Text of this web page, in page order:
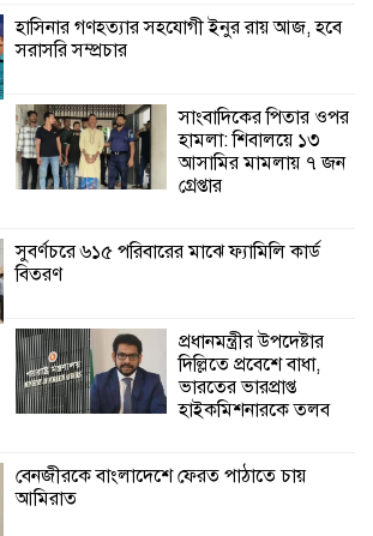
অনুষ্ঠিত
প্রকল্পের অংশগ্রহণমূলক শিখন ও অভিজ্ঞতা
বিনিময় সভা
গণতান্ত্রিক সংলাপ
অনুষ্ঠিত
হাসিনার গণহত্যার সহযোগী ইনুর রায় আজ, হবে
সরাসরি সম্প্রচার
সাংবাদিকের পিতার ওপর
হামলা: শিবালয়ে ১৩
আসামির মামলায় ৭ জন
গ্রেপ্তার
সুবর্ণচরে ৬১৫ পরিবারের মাঝে ফ্যামিলি কার্ড
বিতরণ
প্রধানমন্ত্রীর উপদেষ্টার
দিল্লিতে প্রবেশে বাধা,
ভারতের ভারপ্রাপ্ত
হাইকমিশনারকে তলব
বেনজীরকে বাংলাদেশে ফেরত পাঠাতে চায়
আমিরাত